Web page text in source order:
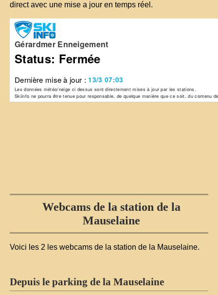
direct avec une mise a jour en temps réel.
Webcams de la station de la
Mauselaine
Voici les 2 les webcams de la station de la Mauselaine.
Depuis le parking de la Mauselaine